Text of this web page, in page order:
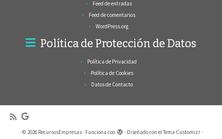
Feed de entradas
Feed de comentarios
WordPress.org
Política de Protección de Datos
Política de Privacidad
Política de Cookies
Datos de Contacto
· © 2026 RecursosEmpresas· Funciona con · Diseñado con el Tema Customizr·